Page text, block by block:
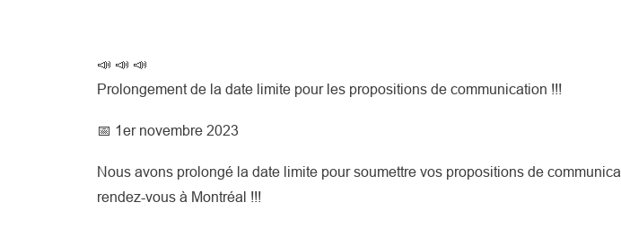
📣 📣 📣
Prolongement de la date limite pour les propositions de communication !!!
📅 1er novembre 2023
Nous avons prolongé la date limite pour soumettre vos propositions de
rendez-vous à Montréal !!!